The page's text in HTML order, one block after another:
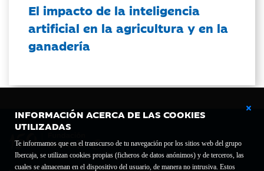
INFORMACIÓN ACERCA DE LAS COOKIES
UTILIZADAS
Te informamos que en el transcurso de tu navegación por los sitios web del grupo
Ibercaja, se utilizan cookies propias (ficheros de datos anónimos) y de terceros, las
cuales se almacenan en el dispositivo del usuario, de manera no intrusiva. Estos
El impacto de la inteligencia
artificial en la agricultura y en la
ganadería